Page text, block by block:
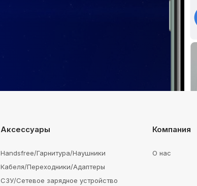
Аксессуары
Handsfree/Гарнитура/Наушники
Кабеля/Переходники/Адаптеры
СЗУ/Сетевое зарядное устройство
Компания
О нас